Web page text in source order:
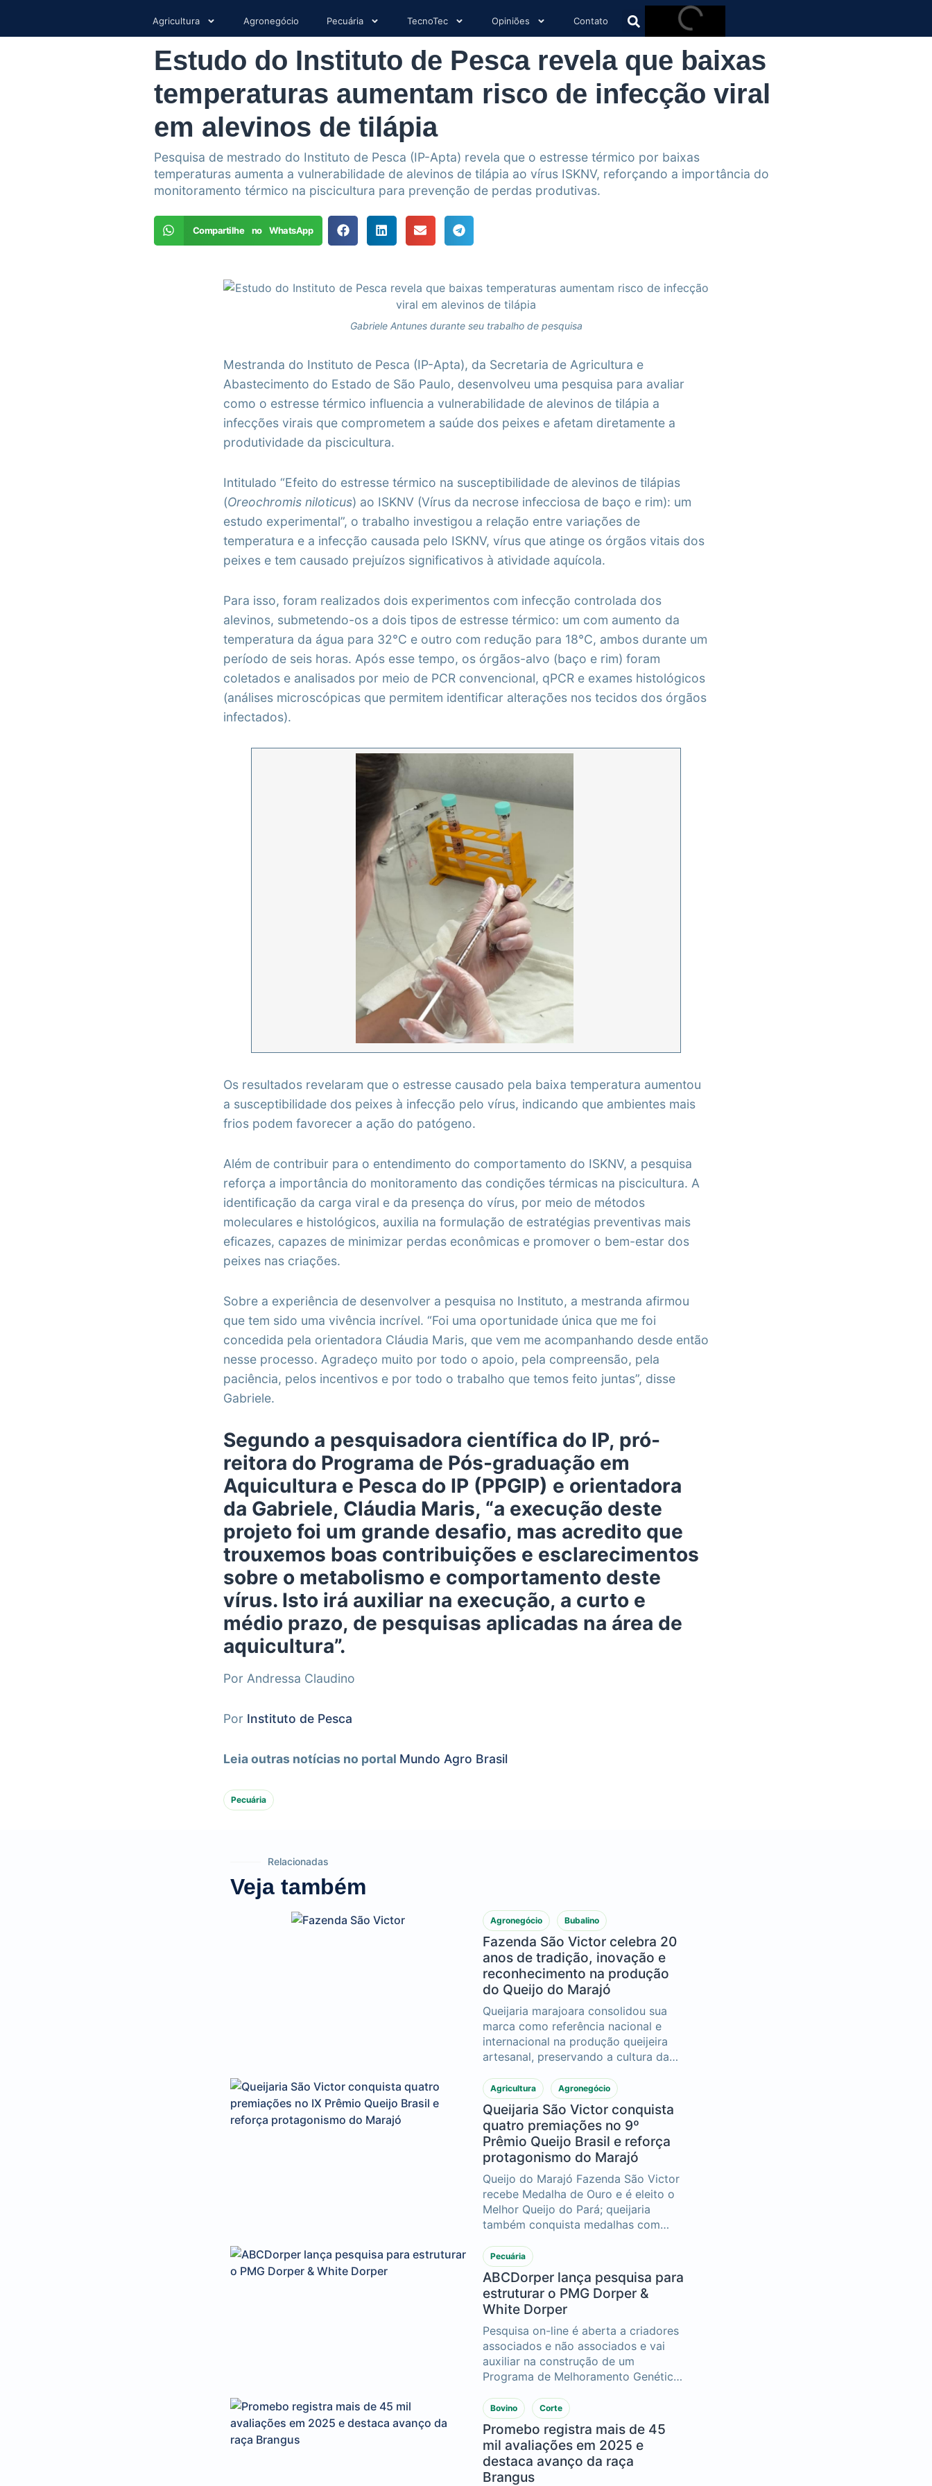
Agricultura Agronegócio Pecuária TecnoTec Opiniões Contato
Estudo do Instituto de Pesca revela que baixas
temperaturas aumentam risco de infecção viral
em alevinos de tilápia
Pesquisa de mestrado do Instituto de Pesca (IP-Apta) revela que o estresse térmico por baixas
temperaturas aumenta a vulnerabilidade de alevinos de tilápia ao vírus ISKNV, reforçando a importância do
monitoramento térmico na piscicultura para prevenção de perdas produtivas.
Compartilhe no WhatsApp
Gabriele Antunes durante seu trabalho de pesquisa
Mestranda do Instituto de Pesca (IP-Apta), da Secretaria de Agricultura e
Abastecimento do Estado de São Paulo, desenvolveu uma pesquisa para avaliar
como o estresse térmico influencia a vulnerabilidade de alevinos de tilápia a
infecções virais que comprometem a saúde dos peixes e afetam diretamente a
produtividade da piscicultura.
Intitulado “Efeito do estresse térmico na susceptibilidade de alevinos de tilápias
(Oreochromis niloticus) ao ISKNV (Vírus da necrose infecciosa de baço e rim): um
estudo experimental”, o trabalho investigou a relação entre variações de
temperatura e a infecção causada pelo ISKNV, vírus que atinge os órgãos vitais dos
peixes e tem causado prejuízos significativos à atividade aquícola.
Para isso, foram realizados dois experimentos com infecção controlada dos
alevinos, submetendo-os a dois tipos de estresse térmico: um com aumento da
temperatura da água para 32°C e outro com redução para 18°C, ambos durante um
período de seis horas. Após esse tempo, os órgãos-alvo (baço e rim) foram
coletados e analisados por meio de PCR convencional, qPCR e exames histológicos
(análises microscópicas que permitem identificar alterações nos tecidos dos órgãos
infectados).
Os resultados revelaram que o estresse causado pela baixa temperatura aumentou
a susceptibilidade dos peixes à infecção pelo vírus, indicando que ambientes mais
frios podem favorecer a ação do patógeno.
Além de contribuir para o entendimento do comportamento do ISKNV, a pesquisa
reforça a importância do monitoramento das condições térmicas na piscicultura. A
identificação da carga viral e da presença do vírus, por meio de métodos
moleculares e histológicos, auxilia na formulação de estratégias preventivas mais
eficazes, capazes de minimizar perdas econômicas e promover o bem-estar dos
peixes nas criações.
Sobre a experiência de desenvolver a pesquisa no Instituto, a mestranda afirmou
que tem sido uma vivência incrível. “Foi uma oportunidade única que me foi
concedida pela orientadora Cláudia Maris, que vem me acompanhando desde então
nesse processo. Agradeço muito por todo o apoio, pela compreensão, pela
paciência, pelos incentivos e por todo o trabalho que temos feito juntas”, disse
Gabriele.
Segundo a pesquisadora científica do IP, pró-
reitora do Programa de Pós-graduação em
Aquicultura e Pesca do IP (PPGIP) e orientadora
da Gabriele, Cláudia Maris, “a execução deste
projeto foi um grande desafio, mas acredito que
trouxemos boas contribuições e esclarecimentos
sobre o metabolismo e comportamento deste
vírus. Isto irá auxiliar na execução, a curto e
médio prazo, de pesquisas aplicadas na área de
aquicultura”.
Por Andressa Claudino
Por Instituto de Pesca
Leia outras notícias no portal Mundo Agro Brasil
Pecuária
Relacionadas
Veja também
Agronegócio Bubalino
Fazenda São Victor celebra 20
anos de tradição, inovação e
reconhecimento na produção
do Queijo do Marajó
Queijaria marajoara consolidou sua
marca como referência nacional e
internacional na produção queijeira
artesanal, preservando a cultura da
importantes conquistas ao longo de
duas décadas
Agricultura Agronegócio
Queijaria São Victor conquista
quatro premiações no 9º
Prêmio Queijo Brasil e reforça
protagonismo do Marajó
Queijo do Marajó Fazenda São Victor
recebe Medalha de Ouro e é eleito o
Melhor Queijo do Pará; queijaria
também conquista medalhas com
Pecuária
ABCDorper lança pesquisa para
estruturar o PMG Dorper &
White Dorper
Pesquisa on-line é aberta a criadores
associados e não associados e vai
auxiliar na construção de um
Programa de Melhoramento Genético
do setor
Bovino Corte
Promebo registra mais de 45
mil avaliações em 2025 e
destaca avanço da raça
Brangus